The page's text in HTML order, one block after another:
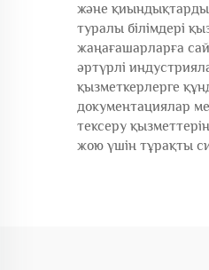
және
туралы білімдері
жаңағашарларға
әртүрлі
қызметкерлерге
документациялар
тексеру
жою үшін тұрақты